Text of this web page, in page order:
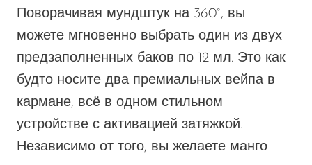
Поворачивая мундштук на 360°, вы
можете мгновенно выбрать один из двух
предзаполненных баков по 12 мл. Это как
будто носите два премиальных вейпа в
кармане, всё в одном стильном
устройстве с активацией затяжкой.
Независимо от того, вы желаете манго